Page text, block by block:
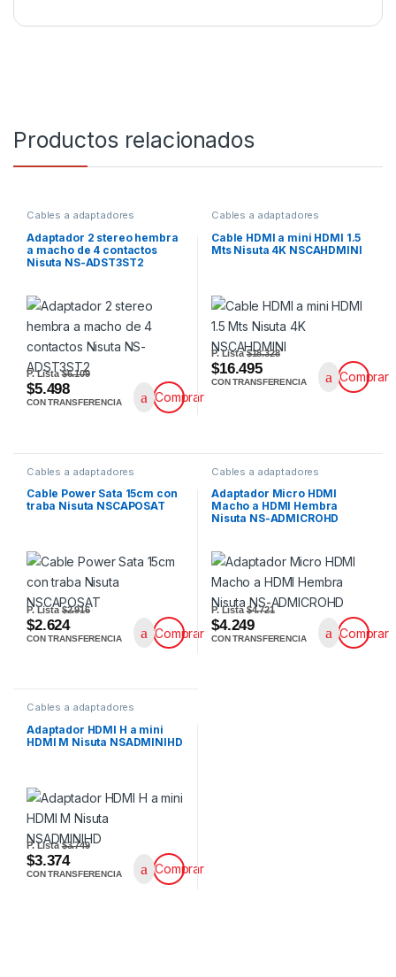
Productos relacionados
Cables a adaptadores
Adaptador 2 stereo hembra
a macho de 4 contactos
Nisuta NS-ADST3ST2
P. Lista$6.109
$5.498
CON TRANSFERENCIA Comprar
Cables a adaptadores
Cable HDMI a mini HDMI 1.5
Mts Nisuta 4K NSCAHDMINI
P. Lista$18.328
$16.495
CON TRANSFERENCIA Comprar
Cables a adaptadores
Cable Power Sata 15cm con
traba Nisuta NSCAPOSAT
P. Lista$2.916
$2.624
CON TRANSFERENCIA Comprar
Cables a adaptadores
Adaptador Micro HDMI
Macho a HDMI Hembra
Nisuta NS-ADMICROHD
P. Lista$4.721
$4.249
CON TRANSFERENCIA Comprar
Cables a adaptadores
Adaptador HDMI H a mini
HDMI M Nisuta NSADMINIHD
P. Lista$3.749
$3.374
CON TRANSFERENCIA Comprar